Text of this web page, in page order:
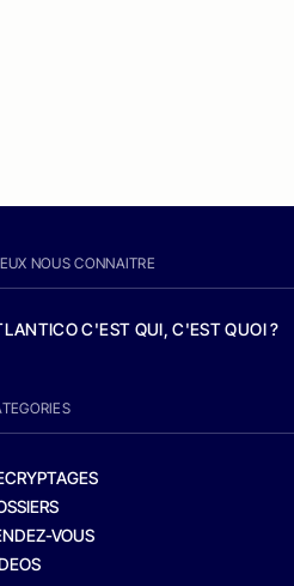
NOUS CONNAITRE
C'EST QUI, C'EST QUOI ?
VOUS